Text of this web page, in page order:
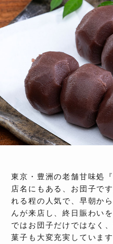
東京・豊洲の老舗甘味処
店名にもある、お団子で
れる程の人気で、早朝か
んが来店し、終日賑わい
ではお団子だけではなく
菓子も大変充実していま